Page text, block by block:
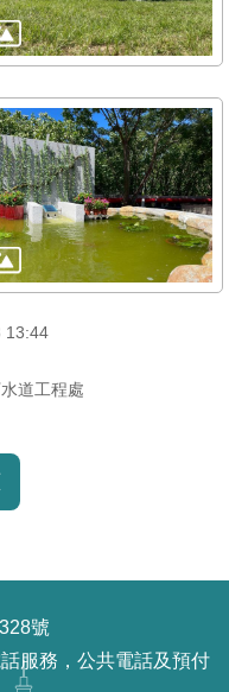
13:44
道工程處
號
話服務，公共電話及預付